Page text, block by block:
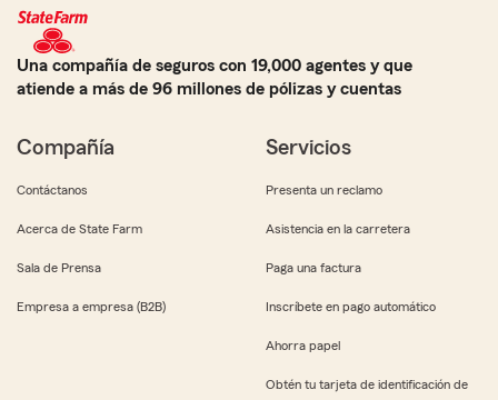
Una compañía de seguros con 19,000 agentes y que
atiende a más de 96 millones de pólizas y cuentas
Compañía
Contáctanos
Acerca de State Farm
Sala de Prensa
Empresa a empresa (B2B)
Servicios
Presenta un reclamo
Asistencia en la carretera
Paga una factura
Inscríbete en pago automático
Ahorra papel
Obtén tu tarjeta de identificación de